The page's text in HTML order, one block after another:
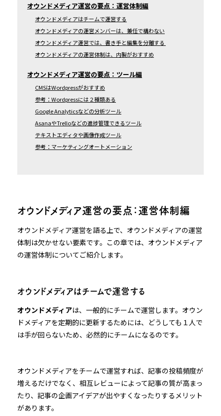
オウンドメディア運営の要点：運営体制編
オウンドメディアはチームで運営する
オウンドメディアの運営メンバーは、兼任で構わない
オウンドメディア運営では、書き手と編集を分離する
オウンドメディアの運営体制は、内製がおすすめ
オウンドメディア運営の要点：ツール編
CMSはWordpressがおすすめ
参考：Wordpressには２種類ある
Google Analyticsなどの分析ツール
AsanaやTrelloなどの進捗管理できるツール
テキストエディタや画像作成ツール
参考：マーケティングオートメーション
オウンドメディア運営の要点：運営体制編
オウンドメディア運営を語る上で、オウンドメディアの運営
体制は欠かせない要素です。この章では、オウンドメディア
の運営体制についてご紹介します。
オウンドメディアはチームで運営する
オウンドメディアは、一般的にチームで運営します。オウン
ドメディアを定期的に更新するためには、どうしても１人で
は手が回らないため、必然的にチームになるのです。
オウンドメディアをチームで運営すれば、記事の投稿頻度が
増えるだけでなく、相互レビューによって記事の質が高まっ
たり、記事の企画アイデアが出やすくなったりするメリット
があります。